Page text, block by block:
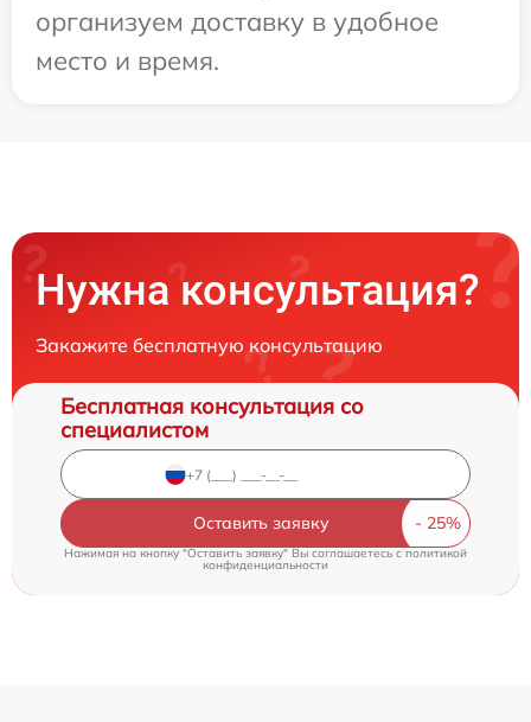
организуем доставку в удобное
место и время.
Нужна консультация?
Закажите бесплатную консультацию
Бесплатная консультация со
специалистом
Оставить заявку
Нажимая на кнопку "Оставить заявку" Вы соглашаетесь cполитикой
конфиденциальности